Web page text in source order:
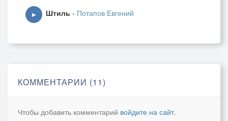
Трещат переборки, и снова, и присно
Фантомною болью в отсеках повисло:
▶ Штиль - Потапов Евгений
КОММЕНТАРИИ (11)
Чтобы добавить комментарий войдите на сайт.